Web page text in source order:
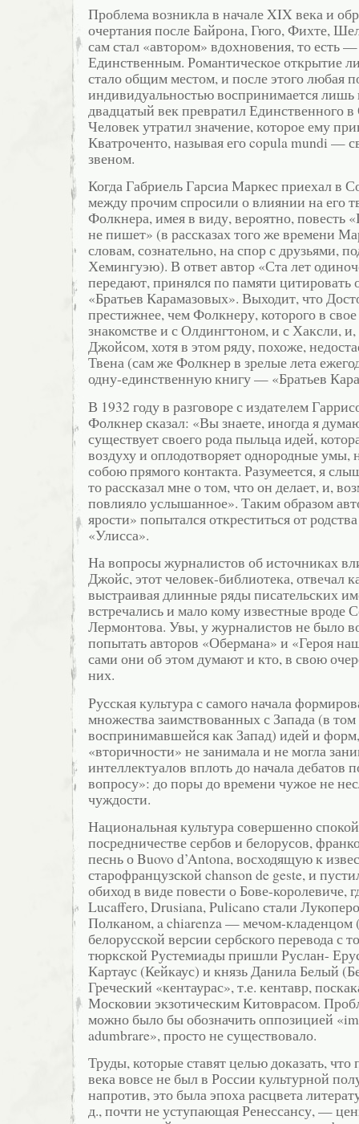
Проблема возникла в начале XIX века и
очертания после Байрона, Гюго, Фихте,
сам стал «автором» вдохновения, то есть
Единственным. Романтическое открытие
стало общим местом, и после этого любая
индивидуальностью воспринимается
двадцатый век превратил Единственного
Человек утратил значение, которое ему
Кватроченто, называя его copula mundi —
звеном.
Когда Габриель Гарсиа Маркес приехал в
между прочим спросили о влиянии на его
Фолкнера, имея в виду, вероятно, повесть
не пишет» (в рассказах того же времени
словам, сознательно, на спор с друзьями,
Хемингуэю). В ответ автор «Ста лет
передают, принялся по памяти цитировать
«Братьев Карамазовых». Выходит, что
престижнее, чем Фолкнеру, которого в
знакомстве и с Олдингтоном, и с Хаксли, и,
Джойсом, хотя в этом ряду, похоже,
Твена (сам же Фолкнер в зрелые лета
одну-единственную книгу — «Братьев
В 1932 году в разговоре с издателем
Фолкнер сказал: «Вы знаете, иногда я
существует своего рода пыльца идей,
воздуху и оплодотворяет однородные
собою прямого контакта. Разумеется, я
то рассказал мне о том, что он делает, и,
повлияло услышанное». Таким образом
ярости» попытался откреститься от
«Улисса».
На вопросы журналистов об источниках
Джойс, этот человек-библиотека, отвечал
выстраивая длинные ряды писательских
встречались и мало кому известные вроде
Лермонтова. Увы, у журналистов не было
попытать авторов «Обермана» и «Героя
сами они об этом думают и кто, в свою
них.
Русская культура с самого начала
множества заимствованных с Запада (в
воспринимавшейся как Запад) идей и
«вторичности» не занимала и не могла
интеллектуалов вплоть до начала дебатов
вопросу»: до поры до времени чужое не
чуждости.
Национальная культура совершенно
посредничестве сербов и белорусов,
песнь о Buovo d’Antonа, восходящую к
старофранцузской chanson de geste, и
обиход в виде повести о Бове-королевиче,
Lucaffero, Drusiana, Pulicano стали
Полканом, a chiarenza — мечом-кладенцом
белорусской версии сербского перевода с
тюркской Рустемиады пришли Руслан-
Картаус (Кейкаус) и князь Данила Белый
Греческий «кентаурас», т.е. кентавр,
Московии экзотическим Китоврасом.
можно было бы обозначить оппозицией
adumbrare», просто не существовало.
Труды, которые ставят целью доказать,
века вовсе не был в России культурной
напротив, это была эпоха расцвета
д., почти не уступающая Ренессансу, —